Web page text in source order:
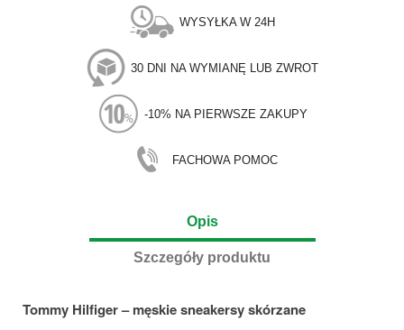
WYSYŁKA W 24H
30 DNI NA WYMIANĘ LUB ZWROT
-10% NA PIERWSZE ZAKUPY
FACHOWA POMOC
Opis
Szczegóły produktu
Tommy Hilfiger – męskie sneakersy skórzane